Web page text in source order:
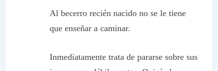
Al becerro recién nacido no se le tiene
que enseñar a caminar.
Inmediatamente trata de pararse sobre sus